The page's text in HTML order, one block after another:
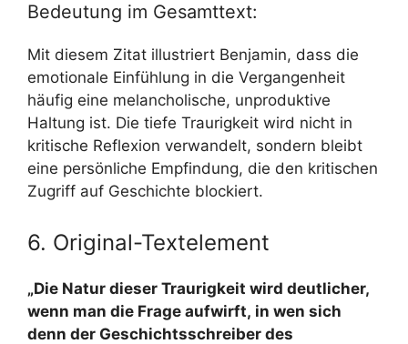
Bedeutung im Gesamttext:
Mit diesem Zitat illustriert Benjamin, dass die
emotionale Einfühlung in die Vergangenheit
häufig eine melancholische, unproduktive
Haltung ist. Die tiefe Traurigkeit wird nicht in
kritische Reflexion verwandelt, sondern bleibt
eine persönliche Empfindung, die den kritischen
Zugriff auf Geschichte blockiert.
6. Original-Textelement
„Die Natur dieser Traurigkeit wird deutlicher,
wenn man die Frage aufwirft, in wen sich
denn der Geschichtsschreiber des